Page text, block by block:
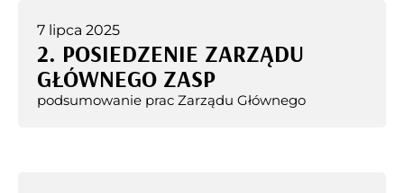
7 lipca 2025
2. POSIEDZENIE ZARZĄDU
GŁÓWNEGO ZASP
podsumowanie prac Zarządu Głównego